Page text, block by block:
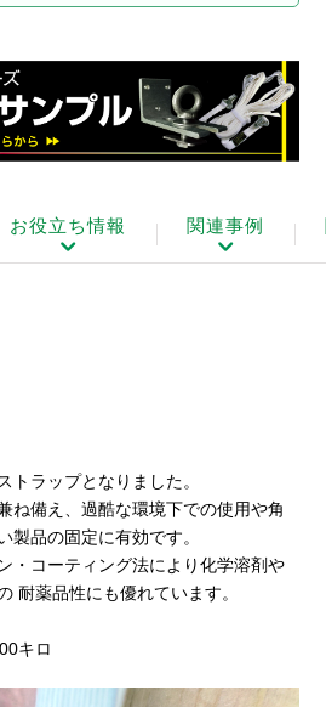
お役立ち情報 関連事例
トラップとなりました。
ね備え、過酷な環境下での使用や角
製品の固定に有効です。
・コーティング法により化学溶剤や
耐薬品性にも優れています。
キロ